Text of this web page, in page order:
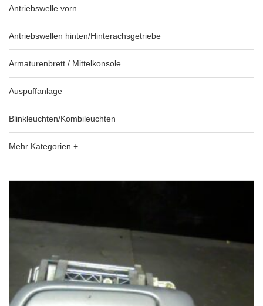
Antriebswelle vorn
Antriebswellen hinten/Hinterachsgetriebe
Armaturenbrett / Mittelkonsole
Auspuffanlage
Blinkleuchten/Kombileuchten
Mehr Kategorien +